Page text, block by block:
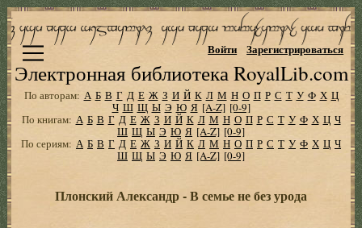
Электронная библиотека RoyalLib.com
Войти Зарегистрироваться
По авторам: А Б В Г Д Е Ж З И Й К Л М Н О П Р С Т У Ф Х Ц
Ч Ш Щ Ы Э Ю Я [A-Z] [0-9]
По книгам: А Б В Г Д Е Ж З И Й К Л М Н О П Р С Т У Ф Х Ц Ч
Ш Щ Ы Э Ю Я [A-Z] [0-9]
По сериям: А Б В Г Д Е Ж З И Й К Л М Н О П Р С Т У Ф Х Ц Ч
Ш Щ Ы Э Ю Я [A-Z] [0-9]
Плонский Александр - В семье не без урода